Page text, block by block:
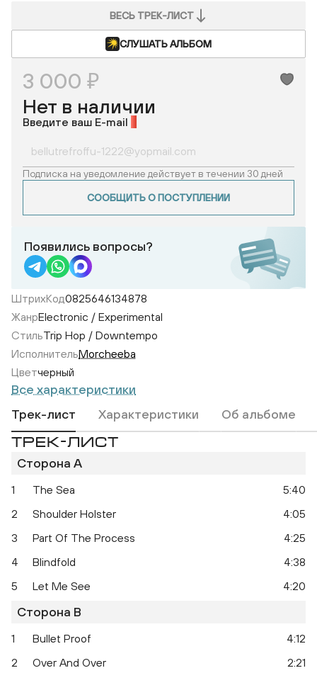
ВЕСЬ ТРЕК-ЛИСТ
СЛУШАТЬ АЛЬБОМ
3 000 ₽
Нет в наличии
Введите ваш E-mail
Подписка на уведомление действует в течении 30 дней
СООБЩИТЬ О ПОСТУПЛЕНИИ
Появились вопросы?
ШтрихКод0825646134878
ЖанрElectronic / Experimental
СтильTrip Hop / Downtempo
ИсполнительMorcheeba
Цветчерный
Все характеристики
Трек-лист
Характеристики Об альбоме
ТРЕК-ЛИСТ
Сторона A
1 The Sea
5:40
2
Shoulder Holster
4:05
3
Part Of The Process
4:25
4
Blindfold
4:38
5
Let Me See 4:20
Сторона B
1 Bullet Proof
4:12
2
Over And Over
2:21